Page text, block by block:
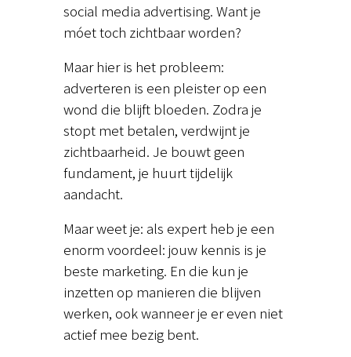
social media advertising. Want je
móet toch zichtbaar worden?
Maar hier is het probleem:
adverteren is een pleister op een
wond die blijft bloeden. Zodra je
stopt met betalen, verdwijnt je
zichtbaarheid. Je bouwt geen
fundament, je huurt tijdelijk
aandacht.
Maar weet je: als expert heb je een
enorm voordeel: jouw kennis is je
beste marketing. En die kun je
inzetten op manieren die blijven
werken, ook wanneer je er even niet
actief mee bezig bent.